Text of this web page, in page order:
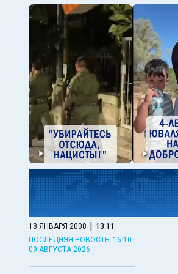
18 ЯНВАРЯ 2008 | 13:11
ПОСЛЕДНЯЯ НОВОСТЬ: 16:10
09 АВГУСТА 2026